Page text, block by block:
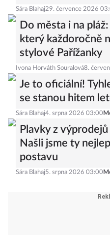
Sára Blahaj29. července 2026
Do města i na
který každoročně
stylové Pařížanky
Ivona Horváth Souralová8.
Je to oficiální!
se stanou hitem
Sára Blahaj4. srpna 2026 03:00
Plavky z
Našli jsme ty
postavu
Sára Blahaj5. srpna 2026 03:00